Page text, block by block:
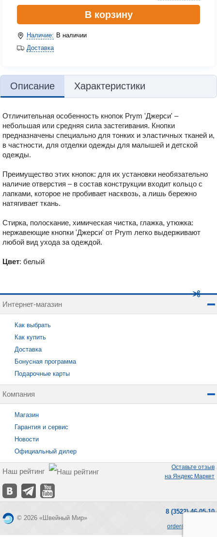
В корзину
Наличие: В наличии
Доставка
Описание Характеристики
Отличительная особенность кнопок Prym ʹДжерсиʹ –
небольшая или средняя сила застегивания. Кнопки
предназначены специально для тонких и эластичных тканей и,
в частности, для отделки одежды для малышей и детской
одежды.
Преимущество этих кнопок: для их установки необязательно
наличие отверстия – в состав конструкции входит кольцо с
лапками, которое не пробивает насквозь, а лишь бережно
натягивает ткань.
Стирка, полоскание, химическая чистка, глажка, утюжка:
нержавеющие кнопки ʹДжерсиʹ от Prym легко выдерживают
любой вид ухода за одеждой.
Цвет: белый
Интернет-магазин
Как выбрать
Как купить
Доставка
Бонусная программа
Подарочные карты
Компания
Магазин
Гарантия и сервис
Новости
Официальный дилер
Наш рейтинг
Оставьте отзыв
на Яндекс Маркет
© 2026 «Швейный Мир»
8 (3522) 46-05-10
order@seworld.ru